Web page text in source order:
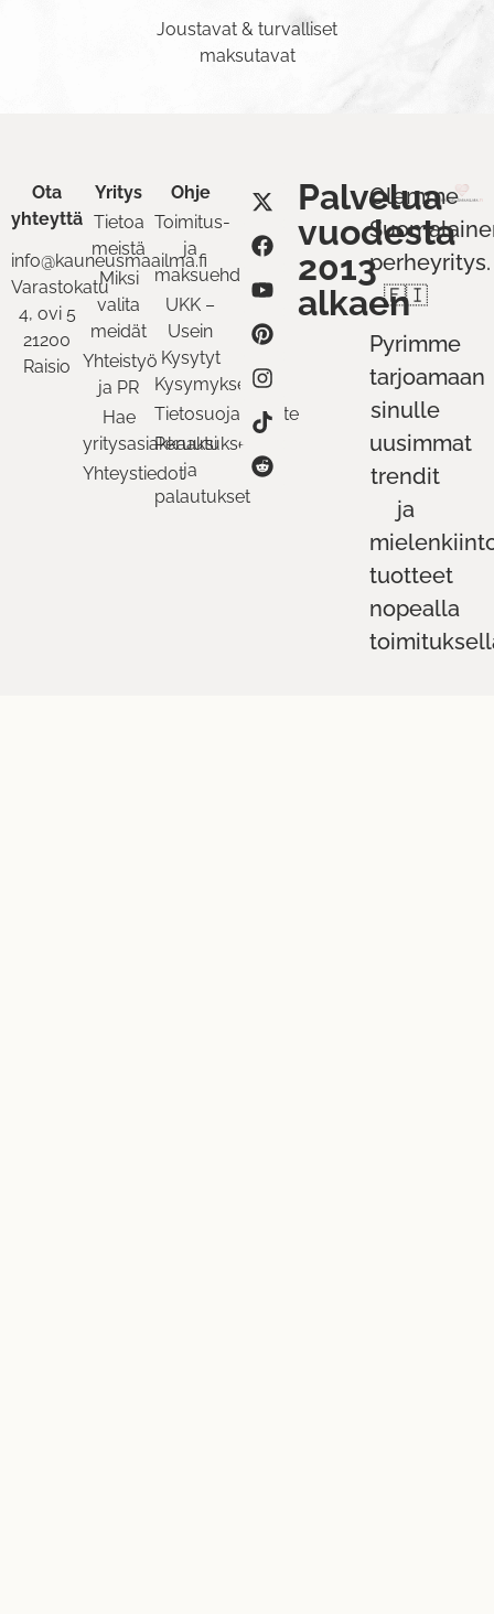
Joustavat & turvalliset
maksutavat
Ota
yhteyttä
info@kauneusmaailma.fi
Varastokatu
4, ovi 5
21200
Raisio
Yritys
Tietoa
meistä
Miksi
valita
meidät
Yhteistyö
ja PR
Hae
yritysasiakkaaksi
Yhteystiedot
Ohje
Toimitus-
ja
maksuehdot
UKK –
Usein
Kysytyt
Kysymykset
Tietosuojaseloste
Peruutukset
ja
palautukset
Palvelua
vuodesta
2013
alkaen
Olemme
perheyritys.
🇫🇮
Pyrimme
tarjoamaan
sinulle
uusimmat
trendit
ja
tuotteet
nopealla